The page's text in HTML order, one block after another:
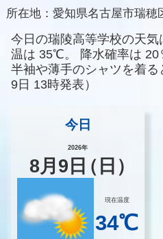
所在地： 愛知県名古屋市瑞穂
今日の瑞陵高等学校の天気
温は 35℃。 降水確率は 20
半袖や薄手のシャツを着る
9日 13時発表）
今日
2026年
8月 9 日（日）
現在温度
34℃